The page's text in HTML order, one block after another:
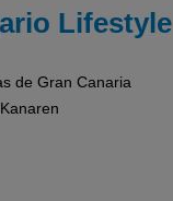
Lifestyle
de Gran Canaria